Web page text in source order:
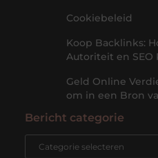
Cookiebeleid
Koop Backlinks:
Autoriteit en SEO
Geld Online
om in een Bron
Bericht categorie